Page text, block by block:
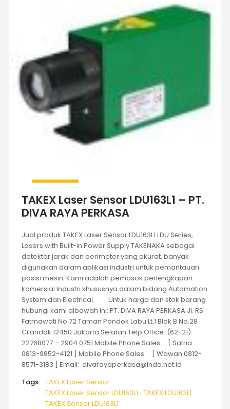
TAKEX Laser Sensor LDU163L1 – PT.
DIVA RAYA PERKASA
Jual produk TAKEX Laser Sensor LDU163L1 LDU Series,
Lasers with Built-in Power Supply TAKENAKA sebagai
detektor jarak dan perimeter yang akurat, banyak
digunakan dalam aplikasi industri untuk pemantauan
posisi mesin. Kami adalah pemasok perlengkapan
komersial Industri khususnya dalam bidang Automation
System dan Electrical. Untuk harga dan stok barang
hubungi kami dibawah ini: PT. DIVA RAYA PERKASA Jl. RS
Fatmawati No.72 Taman Pondok Labu Lt.1 Blok B No.28
Cilandak 12450 Jakarta Selatan Telp Office: (62-21)
22768077 – 2904 0751 Mobile Phone Sales: [ Satria
0813-9852-4121 ] Mobile Phone Sales: [ Wawan 0812-
8571-3183 ] Email: divarayaperkasa@indo.net.id
Tags: TAKEX Laser Sensor
TAKEX Laser Sensor LDU163L1 TAKEX LDU163L1
TAKEX Sensor LDU163L1